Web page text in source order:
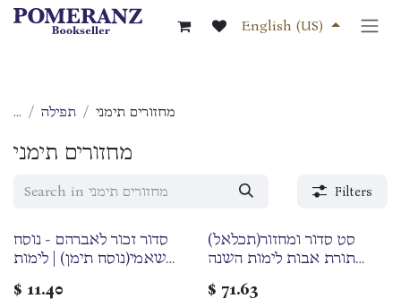
Skip to Content
English (US)
... תפילה מחזורים תימני
מחזורים תימני
Filters
סדור זכור לאברהם - נוסח
שאמי(נוסח תימן) | לימות
$ 11.40
סט סדור ומחזור(תכלאל)
תורת אבות לימות השנה
| סט 7 כרכים
$ 71.63